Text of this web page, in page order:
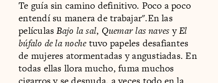
Te guía sin camino definitivo. Poco a poco
entendí su manera de trabajar".En las
películasBajo la sal, Quemar las navesyEl
búfalo de la nochetuvo papeles desafiantes
de mujeres atormentadas y angustiadas. En
todas ellas llora mucho, fuma muchos